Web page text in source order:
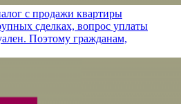
с продажи квартиры
сделках, вопрос уплаты
Поэтому гражданам,